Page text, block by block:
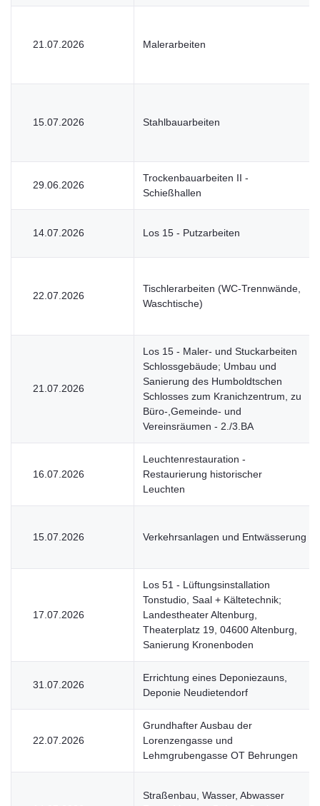
21.07.2026 Malerarbeiten
15.07.2026 Stahlbauarbeiten
29.06.2026
Trockenbauarbeiten II -
Schießhallen
14.07.2026 Los 15 - Putzarbeiten
22.07.2026
Tischlerarbeiten (WC-Trennwände,
Waschtische)
21.07.2026
Los 15 - Maler- und Stuckarbeiten
Schlossgebäude; Umbau und
Sanierung des Humboldtschen
Schlosses zum Kranichzentrum, zu
Büro-,Gemeinde- und
Vereinsräumen - 2./3.BA
16.07.2026
Leuchtenrestauration -
Restaurierung historischer
Leuchten
15.07.2026 Verkehrsanlagen und Entwässerung
17.07.2026
Los 51 - Lüftungsinstallation
Tonstudio, Saal + Kältetechnik;
Landestheater Altenburg,
Theaterplatz 19, 04600 Altenburg,
Sanierung Kronenboden
31.07.2026
Errichtung eines Deponiezauns,
Deponie Neudietendorf
22.07.2026
Grundhafter Ausbau der
Lorenzengasse und
Lehmgrubengasse OT Behrungen
Straßenbau, Wasser, Abwasser